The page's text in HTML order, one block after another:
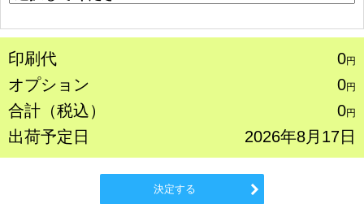
印刷代 0円
オプション 0円
合計（税込） 0円
出荷予定日 2026年8月17日
決定する